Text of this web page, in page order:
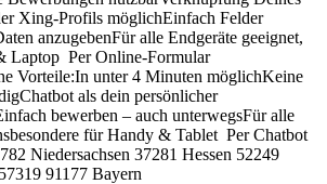
Xing-Profils möglichEinfach Felder
anzugebenFür alle Endgeräte geeignet,
Laptop Per Online-Formular
Vorteile:In unter 4 Minuten möglichKeine
als dein persönlicher
bewerben – auch unterwegsFür alle
für Handy & Tablet Per Chatbot
Niedersachsen 37281 Hessen 52249
91177 Bayern